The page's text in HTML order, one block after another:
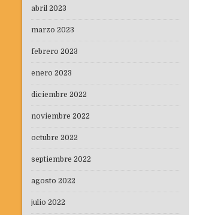
abril 2023
marzo 2023
febrero 2023
enero 2023
diciembre 2022
noviembre 2022
octubre 2022
septiembre 2022
agosto 2022
julio 2022